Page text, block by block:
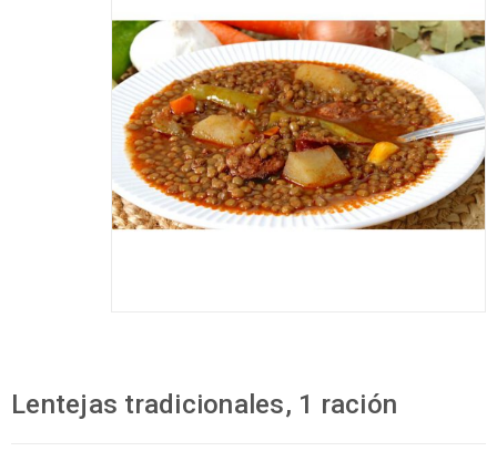
Lentejas tradicionales, 1 ración